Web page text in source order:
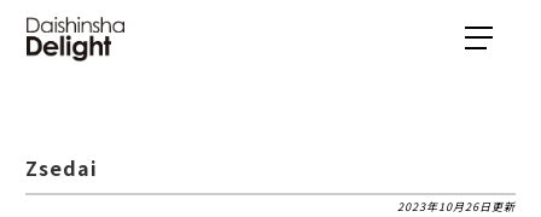
Zsedai
2023年10月26日更新